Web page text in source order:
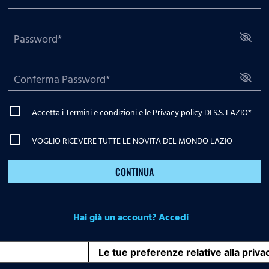
Accetta iTermini e condizionie lePrivacy policyDI S.S. LAZIO*
VOGLIO RICEVERE TUTTE LE NOVITA DEL MONDO LAZIO
CONTINUA
Hai già un account? Accedi
Le tue preferenze relative alla